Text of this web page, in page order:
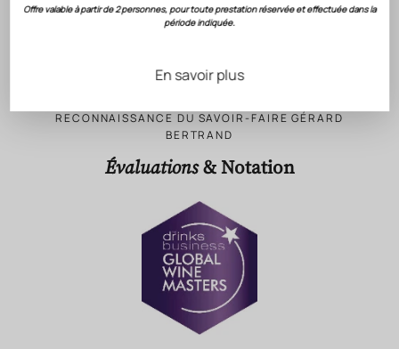
Offre valable à partir de 2 personnes, pour toute prestation réservée et effectuée dans la
période indiquée.
En savoir plus
CONSERVATION
RECONNAISSANCE DU SAVOIR-FAIRE GÉRARD
BERTRAND
Évaluations& Notation